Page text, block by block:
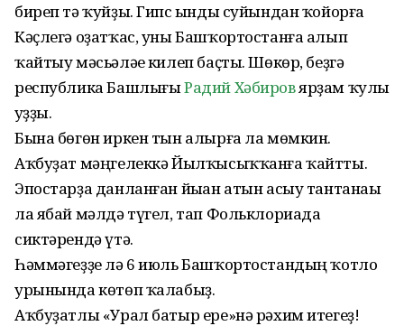
биреп тә ҡуйҙы. Гипс һынды суйындан ҡойорға
Кәҫлегә оҙатҡас, уны Башҡортостанға алып
ҡайтыу мәсьәләһе килеп баҫты. Шөкөр, беҙгә
республика БашлығыРадий Хәбировярҙам ҡулы
һуҙҙы.
Бына бөгөн иркен тын алырға ла мөмкин.
Аҡбуҙат мәңгелеккә Йылҡысыҡҡанға ҡайтты.
Эпостарҙа данланған йыһан атын асыу тантанаһы
ла ябай мәлдә түгел, тап Фольклориада
сиктәрендә үтә.
Һәммәгеҙҙе лә 6 июль Башҡортостандың ҡотло
урынында көтөп ҡалабыҙ.
Аҡбуҙатлы «Урал батыр ере»нә рәхим итегеҙ!